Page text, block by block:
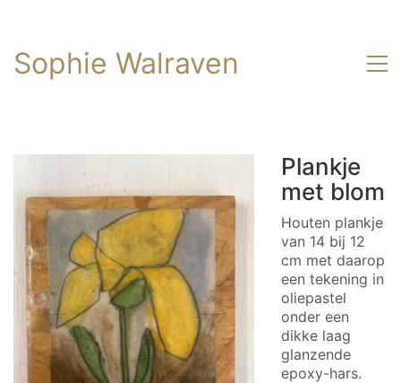
Sophie Walraven
Plankje
met blom
Houten plankje
van 14 bij 12
cm met daarop
een tekening in
oliepastel
onder een
dikke laag
glanzende
epoxy-hars.